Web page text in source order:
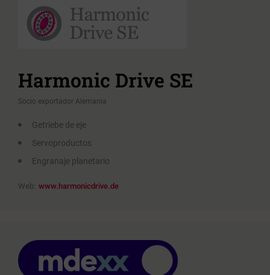
Harmonic Drive SE
Socio exportador Alemania
Getriebe de eje
Servoproductos
Engranaje planetario
Web: www.harmonicdrive.de